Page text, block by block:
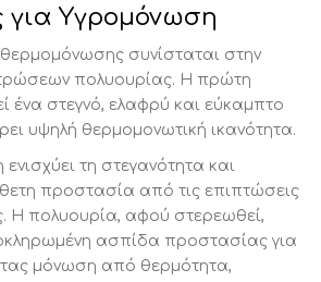
για Υγρομόνωση
συνίσταται στην
πολυουρίας. Η πρώτη
ένα στεγνό, ελαφρύ και εύκαμπτο
υψηλή θερμομονωτική ικανότητα.
τη στεγανότητα και
προστασία από τις επιπτώσεις
Η πολυουρία, αφού στερεωθεί,
ασπίδα προστασίας για
μόνωση από θερμότητα,